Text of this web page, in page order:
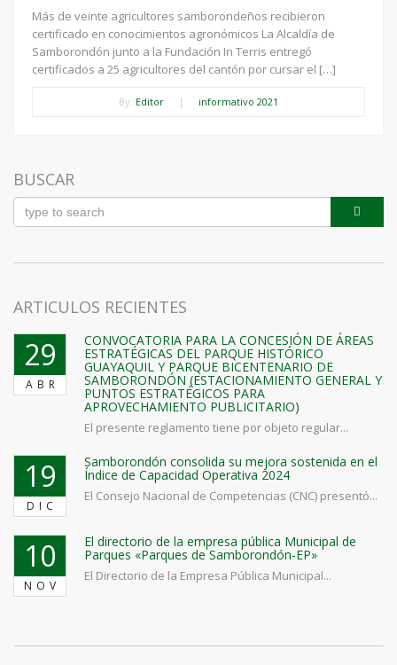
Más de veinte agricultores samborondeños recibieron
certificado en conocimientos agronómicos La Alcaldía de
Samborondón junto a la Fundación In Terris entregó
certificados a 25 agricultores del cantón por cursar el […]
By: Editor | informativo 2021
BUSCAR
ARTICULOS RECIENTES
29
ABR
CONVOCATORIA PARA LA CONCESIÓN DE ÁREAS
ESTRATÉGICAS DEL PARQUE HISTÓRICO
GUAYAQUIL Y PARQUE BICENTENARIO DE
SAMBORONDÓN (ESTACIONAMIENTO GENERAL Y
PUNTOS ESTRATÉGICOS PARA
APROVECHAMIENTO PUBLICITARIO)
El presente reglamento tiene por objeto regular...
19
DIC
Samborondón consolida su mejora sostenida en el
Índice de Capacidad Operativa 2024
El Consejo Nacional de Competencias (CNC) presentó...
10
NOV
El directorio de la empresa pública Municipal de
Parques «Parques de Samborondón-EP»
El Directorio de la Empresa Pública Municipal...